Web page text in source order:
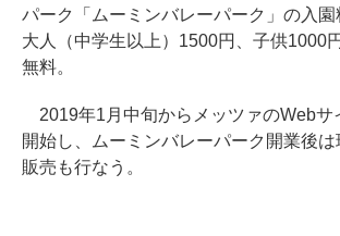
パーク「ムーミンバレーパーク」の入園
大人（中学生以上）1500円、子供1000
無料。
2019年1月中旬からメッツァのWebサ
開始し、ムーミンバレーパーク開業後
販売も行なう。